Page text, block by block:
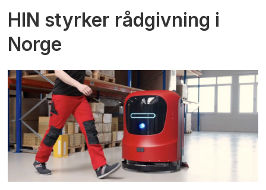
HIN styrker rådgivning i
Norge